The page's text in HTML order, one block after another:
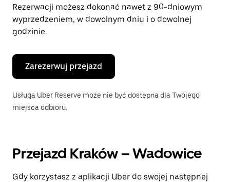
Rezerwacji możesz dokonać nawet z 90-dniowym
wyprzedzeniem, w dowolnym dniu i o dowolnej
godzinie.
Zarezerwuj przejazd
Usługa Uber Reserve może nie być dostępna dla Twojego
miejsca odbioru.
Przejazd Kraków – Wadowice
Gdy korzystasz z aplikacji Uber do swojej następnej